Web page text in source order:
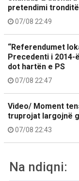
pretendimi
07/08 22:49
“Referendumet
Precedenti i 2014-
dot hartën e PS
07/08 22:47
Video/ Moment
truprojat largojnë
07/08 22:43
Na ndiqni: